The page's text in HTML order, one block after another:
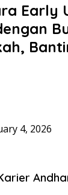
Early
4, 2026